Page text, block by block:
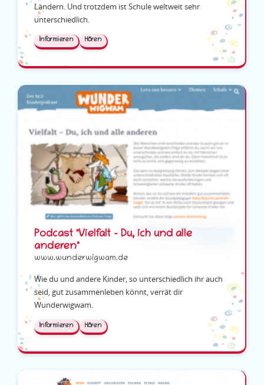
Ländern. Und trotzdem ist Schule weltweit sehr
unterschiedlich.
Informieren Hören
Podcast "Vielfalt – Du, ich und alle
anderen"
www.wunderwigwam.de
Wie du und andere Kinder, so unterschiedlich ihr auch
seid, gut zusammenleben könnt, verrät dir
Wunderwigwam.
Informieren Hören